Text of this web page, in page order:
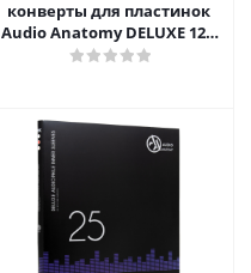
конверты для пластинок
Audio Anatomy DELUXE 12",
CREAM (25 шт)